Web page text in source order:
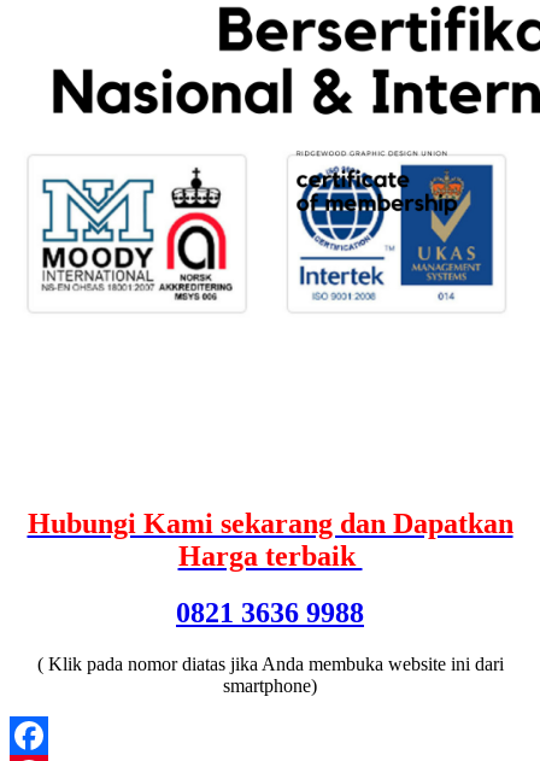
Hubungi Kami sekarang dan Dapatkan
Harga terbaik
0821 3636 9988
( Klik pada nomor diatas jika Anda membuka website ini dari
smartphone)